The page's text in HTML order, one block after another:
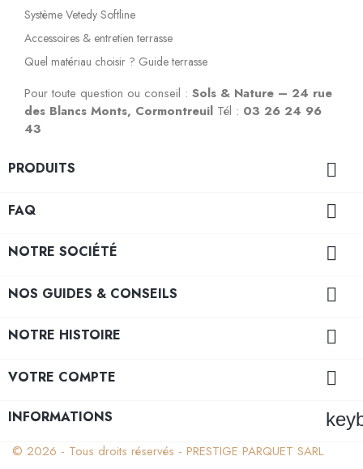
Système Vetedy Softline
Accessoires & entretien terrasse
Quel matériau choisir ? Guide terrasse
Pour toute question ou conseil : Sols & Nature – 24 rue
des Blancs Monts, Cormontreuil Tél : 03 26 24 96
43
PRODUITS 
FAQ 
NOTRE SOCIÉTÉ 
NOS GUIDES & CONSEILS 
NOTRE HISTOIRE 
VOTRE COMPTE 
INFORMATIONS
© 2026 - Tous droits réservés - PRESTIGE PARQUET SARL